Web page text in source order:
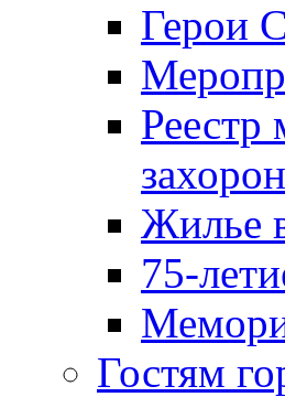
Герои
Реестр
Жилье
75-
Гостям